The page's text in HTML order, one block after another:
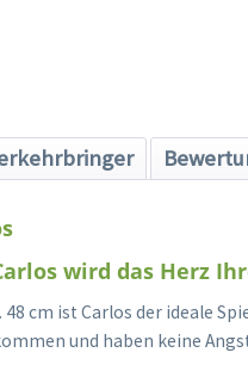
wird das Herz
cm ist Carlos der ideale
und haben keine